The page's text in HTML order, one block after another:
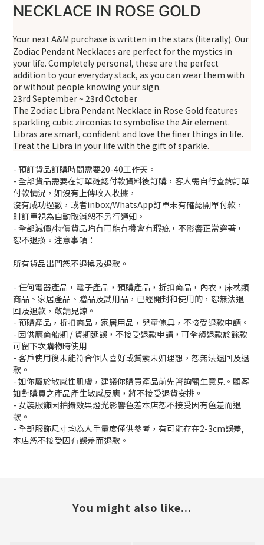
NECKLACE IN ROSE GOLD
Your next A&M purchase is written in the stars (literally). Our
Zodiac Pendant Necklaces are perfect for the mystics in
your life. Completely personal, these are the perfect
addition to your everyday stack, as you can wear them with
or without people knowing your sign.
23rd September ~ 23rd October
The Zodiac Libra Pendant Necklace in Rose Gold features
sparkling cubic zirconias to symbolise the Air element.
Libras are smart, confident and love the finer things in life.
Treat the Libra in your life with the gift of sparkle.
- 預訂貨品訂購時間需要20-40工作天。
- 全部貨品需要在訂單確認付款資料後訂購，客人需自行查詢訂單
付款情況，如沒有上傳收入收據，
沒有成功過數，或者inbox/WhatsApp訂單未有確認開單付款，
則訂單視為自動取消恕不另行通知。
- 全部減價/特價貨品均有可能有機會有瑕疵，不影響正常穿著，
恕不退換。注意事項：
所有貨品出門恕不退換及退款。
- 任何電器產品，電子產品，預購產品，折扣商品，內衣，床枕類
商品、家居產品、贈品及試用品，已經開封和使用的，恕無法退
回及退款，敬請見諒。
- 預購產品，折扣商品，家居用品，兒童傢具，不接受退款申請。
- 因供應商船期 / 貨期延誤，不接受退款申請，可全額退款於餘款
可留下次購物時使用
- 客戶使用後未能符合個人喜好或質素未如理想，恕無法退回及退
款。
- 如你屬於敏感性肌膚，建議你購買產品前先咨詢醫生意見。顧客
如對購買之產品產生敏感反應，將不接受退貨安排。
- 女裝服飾因拍攝效果燈光影響色差本店恕不接受因有色差而退
款。
- 全部服飾尺寸均為人手量度僅供參考，有可能存在2-3cm誤差,
本店恕不接受因有誤差而退款。
You might also like...